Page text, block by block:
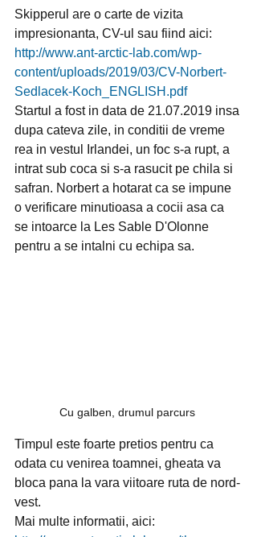
Skipperul are o carte de vizita
impresionanta, CV-ul sau fiind aici:
http://www.ant-arctic-lab.com/wp-
content/uploads/2019/03/CV-Norbert-
Sedlacek-Koch_ENGLISH.pdf
Startul a fost in data de 21.07.2019 insa
dupa cateva zile, in conditii de vreme
rea in vestul Irlandei, un foc s-a rupt, a
intrat sub coca si s-a rasucit pe chila si
safran. Norbert a hotarat ca se impune
o verificare minutioasa a cocii asa ca
se intoarce la Les Sable D'Olonne
pentru a se intalni cu echipa sa.
Cu galben, drumul parcurs
Timpul este foarte pretios pentru ca
odata cu venirea toamnei, gheata va
bloca pana la vara viitoare ruta de nord-
vest.
Mai multe informatii, aici: